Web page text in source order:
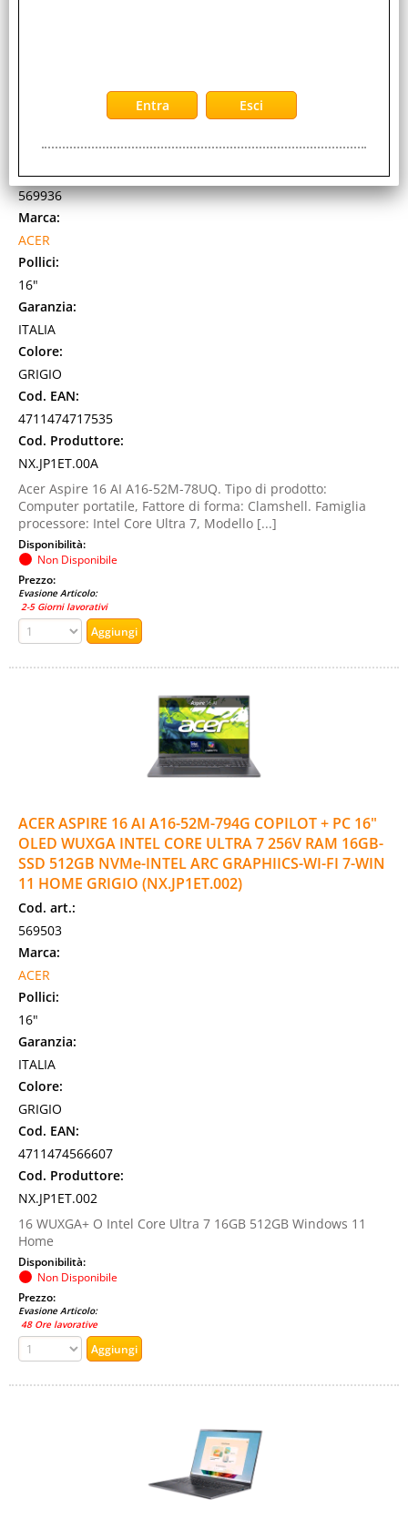
ACER ASPIRE 16 AI A16-52M-78UQ 16" WUXGA INTEL
CORE ULTRA 7 256V RAM 16GB-SSD 1TB NVMe-INTEL
(NX.JP1ET.00A)
Cod. art.:
569936
Marca:
ACER
Pollici:
16"
Garanzia:
ITALIA
Colore:
GRIGIO
Cod. EAN:
4711474717535
Cod. Produttore:
NX.JP1ET.00A
Acer Aspire 16 AI A16-52M-78UQ. Tipo di prodotto:
Computer portatile, Fattore di forma: Clamshell. Famiglia
processore: Intel Core Ultra 7, Modello [...]
Disponibilità:
Non Disponibile
Prezzo:
Evasione Articolo:
2-5 Giorni lavorativi
ACER ASPIRE 16 AI A16-52M-794G COPILOT + PC 16"
OLED WUXGA INTEL CORE ULTRA 7 256V RAM 16GB-
SSD 512GB NVMe-INTEL ARC GRAPHIICS-WI-FI 7-WIN
11 HOME GRIGIO (NX.JP1ET.002)
Cod. art.:
569503
Marca:
ACER
Pollici:
16"
Garanzia:
ITALIA
Colore:
GRIGIO
Cod. EAN:
4711474566607
Cod. Produttore:
NX.JP1ET.002
16 WUXGA+ O Intel Core Ultra 7 16GB 512GB Windows 11
Home
Disponibilità:
Non Disponibile
Prezzo:
Evasione Articolo:
48 Ore lavorative